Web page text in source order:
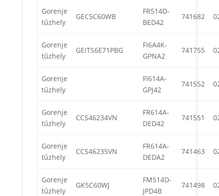
Gorenje
tűzhely
GEC5C60WB
FR514D-
BED42
741682
Gorenje
tűzhely
GEITS6E71PBG
FI6A4K-
GPNA2
741755
Gorenje
tűzhely
FI614A-
GPJ42
741552
Gorenje
tűzhely
CCS46234VN
FR614A-
DED42
741551
Gorenje
tűzhely
CCS46235VN
FR614A-
DEDA2
741463
Gorenje
tűzhely
GK5C60WJ
FM514D-
JPD4B
741498